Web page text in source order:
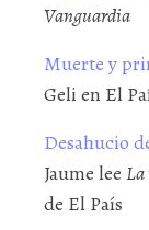
Vanguardia
Muerte y
Geli en El
Desahucio
Jaume lee
de El País